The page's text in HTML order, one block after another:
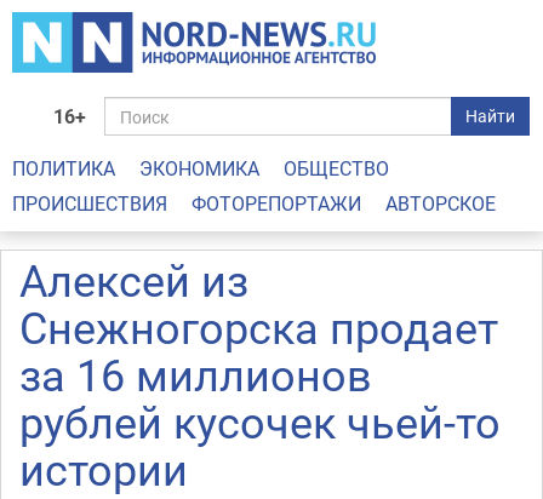
16+ Найти
ПОЛИТИКА ЭКОНОМИКА
ОБЩЕСТВО
ПРОИСШЕСТВИЯ
ФОТОРЕПОРТАЖИ АВТОРСКОЕ
Алексей из
Снежногорска продает
за 16 миллионов
рублей кусочек чьей-то
истории